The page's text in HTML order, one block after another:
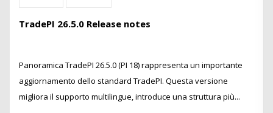
TradePI 26.5.0 Release notes
Panoramica TradePI 26.5.0 (PI 18) rappresenta un importante
aggiornamento dello standard TradePI. Questa versione
migliora il supporto multilingue, introduce una struttura più...